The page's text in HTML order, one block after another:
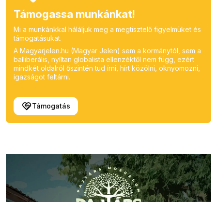
Támogassa munkánkat!
Mi a munkánkkal háláljuk meg a megtisztelő figyelmüket és
támogatásukat.
A Magyarjelen.hu (Magyar Jelen) sem a kormánytól, sem a
balliberális, nyíltan globalista ellenzéktől nem függ, ezért
mindkét oldalról őszintén tud írni, hírt közölni, oknyomozni,
igazságot feltárni.
Támogatás